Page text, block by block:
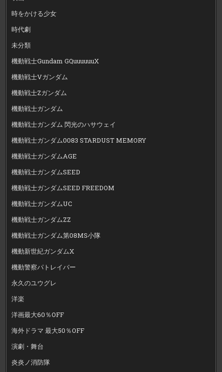
時をかける少女
時代劇
未分類
機動戦士Gundam GQuuuuuuX
機動戦士Vガンダム
機動戦士Zガンダム
機動戦士ガンダム
機動戦士ガンダム 閃光のハサウェイ
機動戦士ガンダム0083 STARDUST MEMORY
機動戦士ガンダムAGE
機動戦士ガンダムSEED
機動戦士ガンダムSEED FREEDOM
機動戦士ガンダムUC
機動戦士ガンダムZZ
機動戦士ガンダム第08MS小隊
機動新世紀ガンダムX
機動警察パトレイバー
永久のユウグレ
洋楽
洋画最大60％OFF
海外ドラマ 最大50％OFF
演劇・舞台
炎炎ノ消防隊